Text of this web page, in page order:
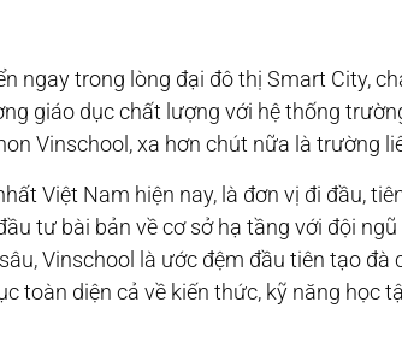
ngay trong lòng đại đô thị Smart City,
giáo dục chất lượng với hệ thống
Vinschool, xa hơn chút nữa là trường
Việt Nam hiện nay, là đơn vị đi đầu,
tư bài bản về cơ sở hạ tầng với đội
Vinschool là ước đệm đầu tiên tạo đà
toàn diện cả về kiến thức, kỹ năng học